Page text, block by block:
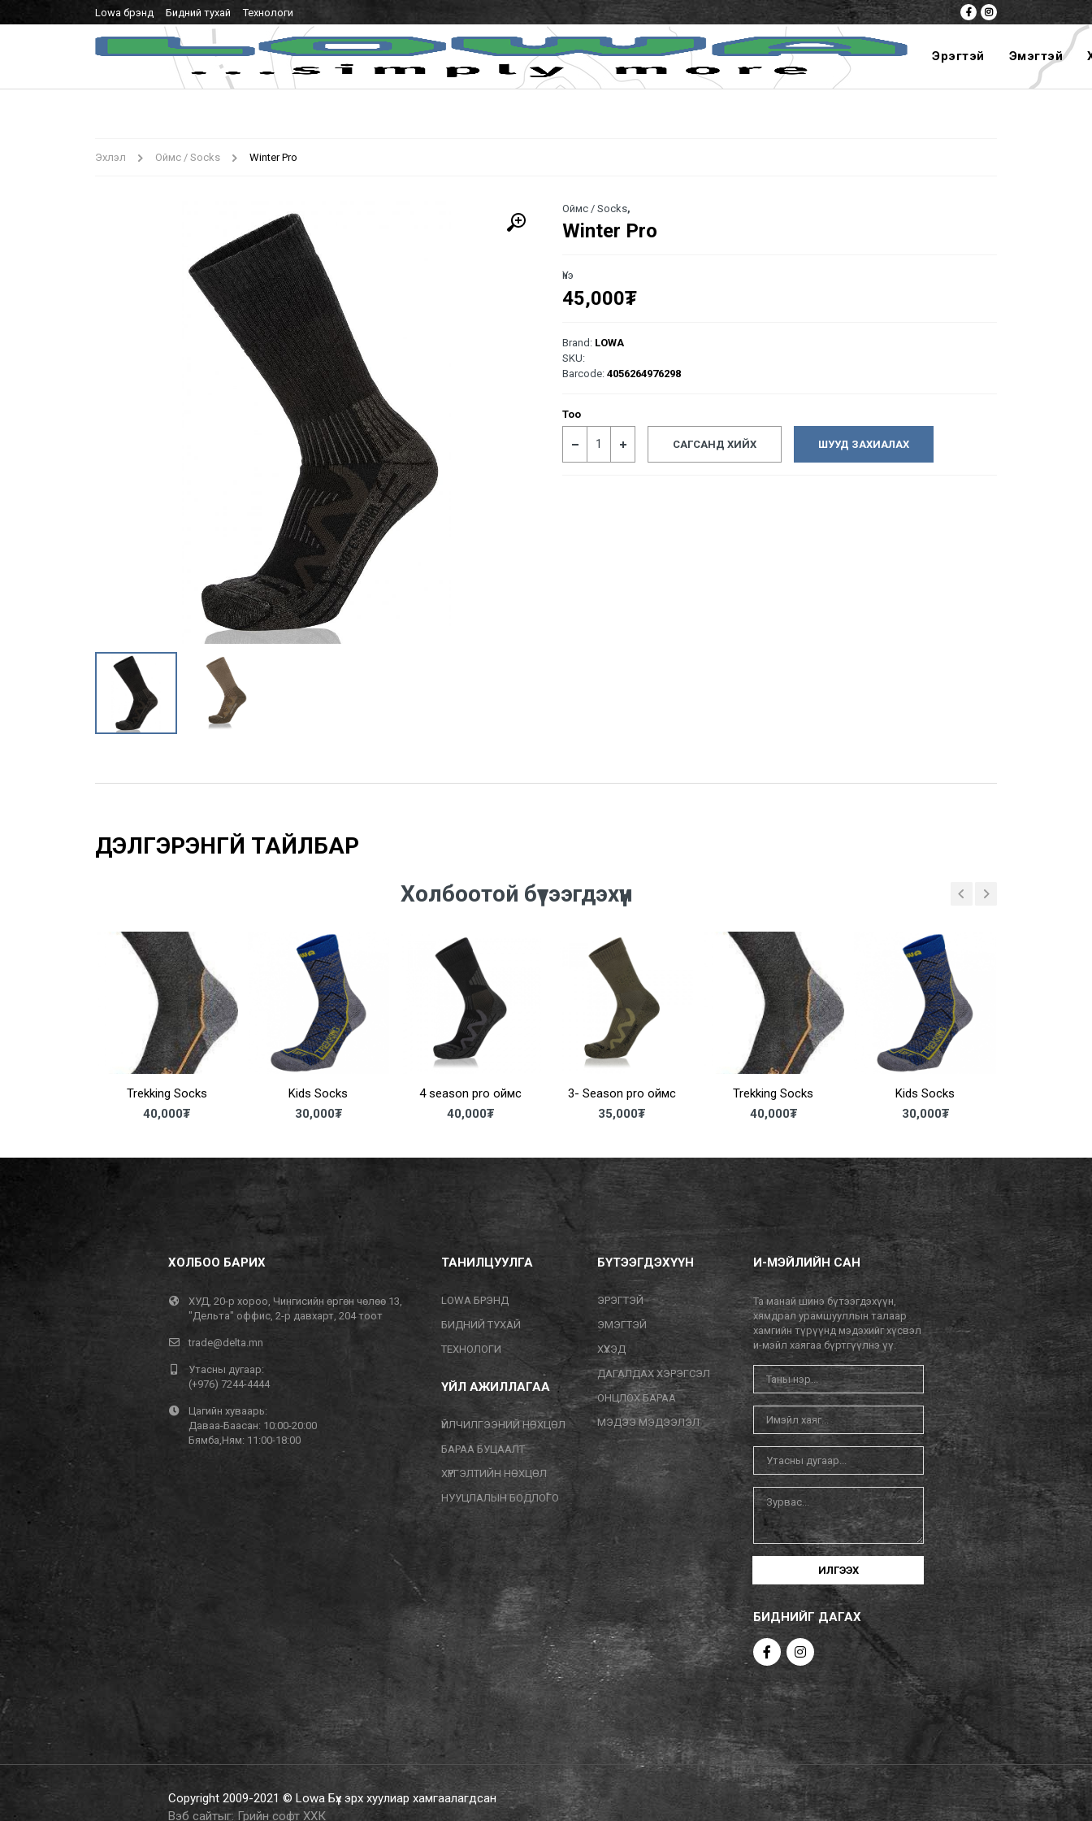
Lowa брэнд Бидний тухай Технологи
Эрэгтэй Эмэгтэй
Эхлэл Оймс / Socks Winter Pro
Оймс / Socks,
Winter Pro
Үнэ
45,000₮
Brand: LOWA
SKU:
Barcode: 4056264976298
Тоо
САГСАНД ХИЙХ ШУУД ЗАХИАЛАХ
Холбоотой бүтээгдэхүүн
Trekking Socks
40,000₮
Kids Socks
30,000₮
4 season pro оймс
40,000₮
3- Season pro оймс
35,000₮
Trekking Socks
40,000₮
Kids Socks
30,000₮
ХОЛБОО БАРИХ
ХУД, 20-р хороо, Чингисийн өргөн чөлөө 13,
"Дельта" оффис, 2-р давхарт, 204 тоот
trade@delta.mn
Утасны дугаар:
(+976) 7244-4444
Цагийн хуваарь:
Даваа-Баасан: 10:00-20:00
Бямба,Ням: 11:00-18:00
ТАНИЛЦУУЛГА
LOWA БРЭНД
БИДНИЙ ТУХАЙ
ТЕХНОЛОГИ
ҮЙЛ АЖИЛЛАГАА
ҮЙЛЧИЛГЭЭНИЙ НӨХЦӨЛ
БАРАА БУЦААЛТ
ХҮРГЭЛТИЙН НӨХЦӨЛ
НУУЦЛАЛЫН БОДЛОГО
БҮТЭЭГДЭХҮҮН
ЭРЭГТЭЙ
ЭМЭГТЭЙ
ХҮҮХЭД
ДАГАЛДАХ ХЭРЭГСЭЛ
ОНЦЛОХ БАРАА
МЭДЭЭ МЭДЭЭЛЭЛ
И-МЭЙЛИЙН САН
Та манай шинэ бүтээгдэхүүн,
хямдрал урамшууллын талаар
хамгийн түрүүнд мэдэхийг хүсвэл
и-мэйл хаягаа бүртгүүлнэ үү.
ИЛГЭЭХ
БИДНИЙГ ДАГАХ
Copyright 2009-2021 © Lowa Бүх эрх хуулиар хамгаалагдсан
Вэб сайтыг: Грийн софт ХХК